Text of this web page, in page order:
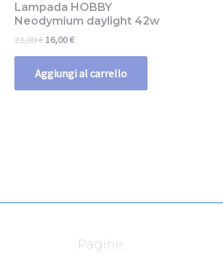
Lampada HOBBY
Neodymium daylight 42w
23,00€16,00€
Aggiungi al carrello
Pagine